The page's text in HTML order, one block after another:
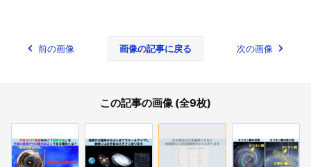
前の画像 画像の記事に戻る 次の画像
この記事の画像 (全9枚)